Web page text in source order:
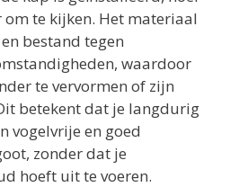
te kijken. Het materiaal
bestand tegen
waardoor
te vervormen of zijn
betekent dat je langdurig
vogelvrije en goed
zonder dat je
hoeft uit te voeren.